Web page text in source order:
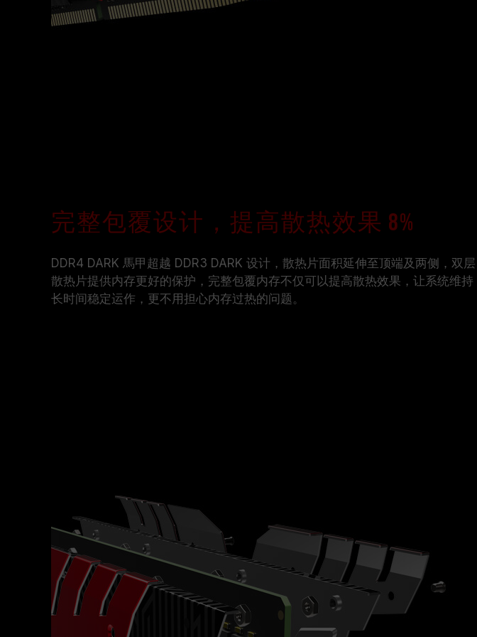
完整包覆设计，提高散热效果 8%
DDR4 DARK 馬甲超越 DDR3 DARK 设计，散热片面积延伸至顶端及两侧，双层
散热片提供内存更好的保护，完整包覆内存不仅可以提高散热效果，让系统维持
长时间稳定运作，更不用担心内存过热的问题。